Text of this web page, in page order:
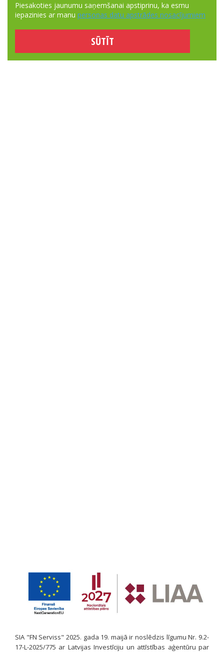
Piesakoties jaunumu saņemšanai apstiprinu, ka esmu
iepazinies ar manu personas datu apstrādes nosacījumiem
SIA "FN Serviss" 2025. gada 19. maijā ir noslēdzis līgumu Nr. 9.2-
17-L-2025/775 ar Latvijas Investīciju un attīstības aģentūru par